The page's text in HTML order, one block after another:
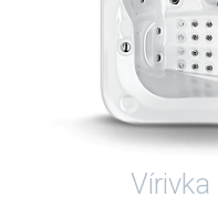
Vírivka